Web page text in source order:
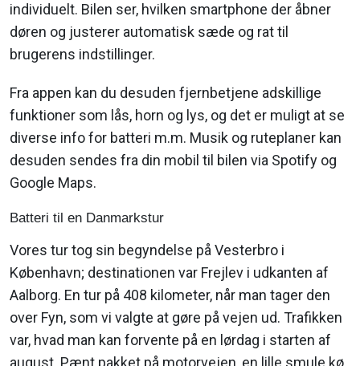
individuelt. Bilen ser, hvilken smartphone der åbner
døren og justerer automatisk sæde og rat til
brugerens indstillinger.
Fra appen kan du desuden fjernbetjene adskillige
funktioner som lås, horn og lys, og det er muligt at se
diverse info for batteri m.m. Musik og ruteplaner kan
desuden sendes fra din mobil til bilen via Spotify og
Google Maps.
Batteri til en Danmarkstur
Vores tur tog sin begyndelse på Vesterbro i
København; destinationen var Frejlev i udkanten af
Aalborg. En tur på 408 kilometer, når man tager den
over Fyn, som vi valgte at gøre på vejen ud. Trafikken
var, hvad man kan forvente på en lørdag i starten af
august. Pænt pakket på motorvejen, en lille smule kø,